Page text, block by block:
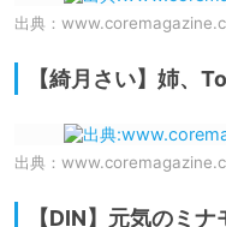
出典：
【綺月さい】姉、
出典：
【DIN】元気のミナ